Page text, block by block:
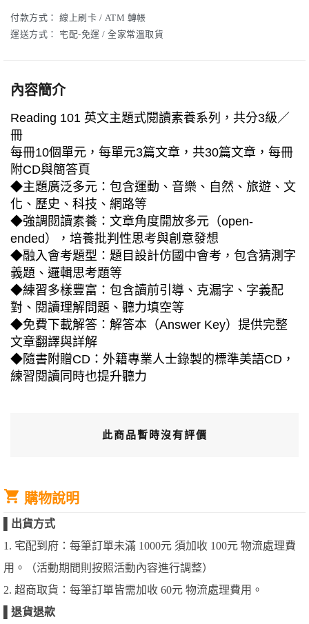
付款方式： 線上刷卡 / ATM 轉帳
運送方式：
宅配-免運 / 全家常溫取貨
內容簡介
Reading 101 英文主題式閱讀素養系列，共分3級／
冊
每冊10個單元，每單元3篇文章，共30篇文章，每冊
附CD與簡答頁
◆主題廣泛多元：包含運動、音樂、自然、旅遊、文
化、歷史、科技、網路等
◆強調閱讀素養：文章角度開放多元（open-
ended），培養批判性思考與創意發想
◆融入會考題型：題目設計仿國中會考，包含猜測字
義題、邏輯思考題等
◆練習多樣豐富：包含讀前引導、克漏字、字義配
對、閱讀理解問題、聽力填空等
◆免費下載解答：解答本（Answer Key）提供完整
文章翻譯與詳解
◆隨書附贈CD：外籍專業人士錄製的標準美語CD，
練習閱讀同時也提升聽力
此商品暫時沒有評價
購物說明
出貨方式
1. 宅配到府：每筆訂單未滿 1000元 須加收 100元 物流處理費
用。（活動期間則按照活動內容進行調整）
2. 超商取貨：每筆訂單皆需加收 60元 物流處理費用。
退貨退款